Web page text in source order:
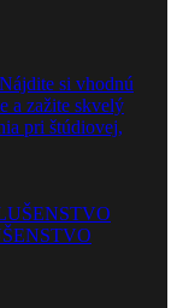
Nájdite si vhodnú
a zažite skvelý
pri štúdiovej,